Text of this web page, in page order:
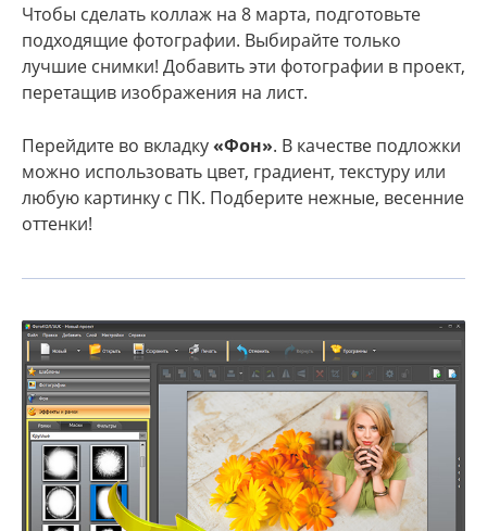
Чтобы сделать коллаж на 8 марта, подготовьте
подходящие фотографии. Выбирайте только
лучшие снимки! Добавить эти фотографии в проект,
перетащив изображения на лист.
Перейдите во вкладку«Фон». В качестве подложки
можно использовать цвет, градиент, текстуру или
любую картинку с ПК. Подберите нежные, весенние
оттенки!